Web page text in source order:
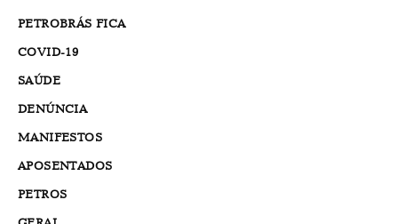
PETROBRÁS FICA
COVID-19
SAÚDE
DENÚNCIA
MANIFESTOS
APOSENTADOS
PETROS